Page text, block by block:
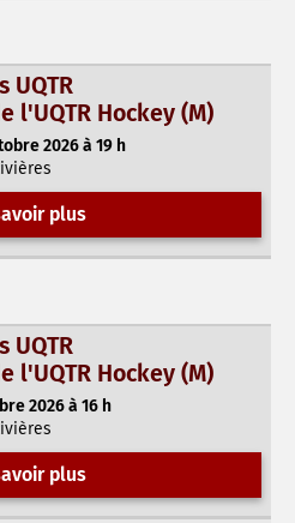
UQTR
l'UQTR Hockey (M)
2026 à 19 h
plus
UQTR
l'UQTR Hockey (M)
2026 à 16 h
plus